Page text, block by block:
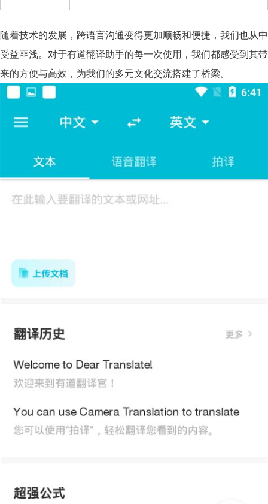
随着技术的发展，跨语言沟通变得更加顺畅和便捷，我们也从中
受益匪浅。对于有道翻译助手的每一次使用，我们都感受到其带
来的方便与高效，为我们的多元文化交流搭建了桥梁。